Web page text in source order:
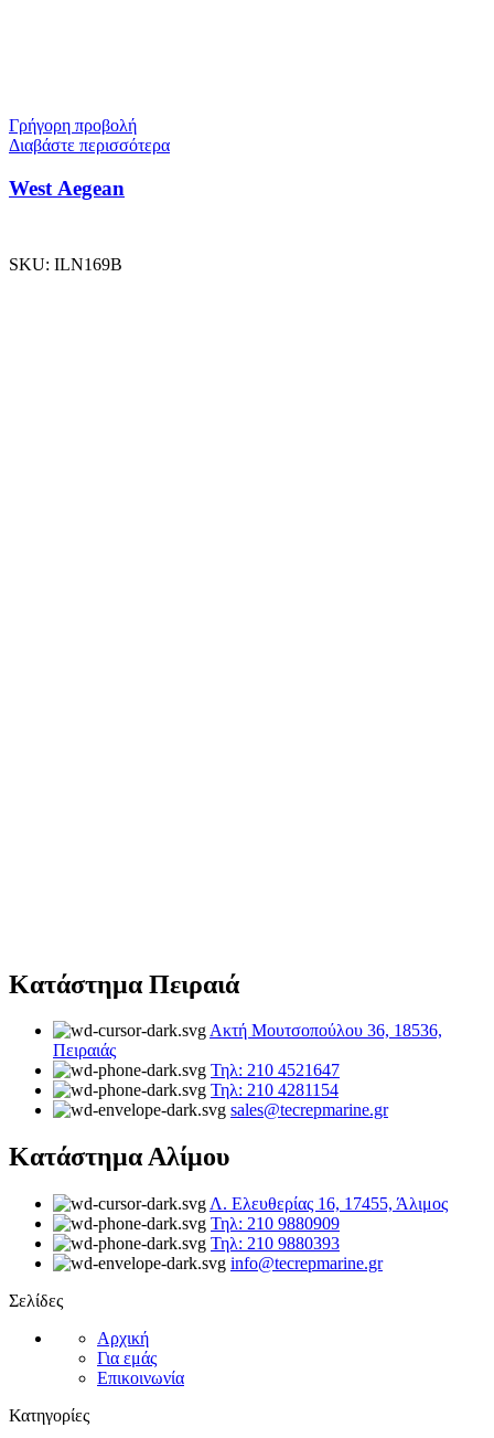
Γρήγορη προβολή
Διαβάστε περισσότερα
West Aegean
SKU: ILN169B
Κατάστημα Πειραιά
Ακτή Μουτσοπούλου 36, 18536,
Πειραιάς
Τηλ: 210 4521647
Τηλ: 210 4281154
sales@tecrepmarine.gr
Κατάστημα Αλίμου
Λ. Ελευθερίας 16, 17455, Άλιμος
Τηλ: 210 9880909
Τηλ: 210 9880393
info@tecrepmarine.gr
Σελίδες
Αρχική
Για εμάς
Επικοινωνία
Κατηγορίες